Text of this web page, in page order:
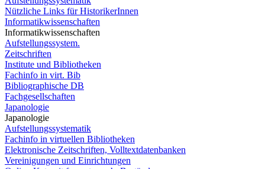
Nützliche Links für HistorikerInnen
Informatikwissenschaften
Informatikwissenschaften
Aufstellungssystem.
Zeitschriften
Institute und Bibliotheken
Fachinfo in virt. Bib
Bibliographische DB
Fachgesellschaften
Japanologie
Japanologie
Aufstellungssystematik
Fachinfo in virtuellen Bibliotheken
Elektronische Zeitschriften, Volltextdatenbanken
Vereinigungen und Einrichtungen